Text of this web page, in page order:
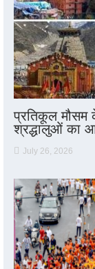
प्रतिकूल मौसम
श्रद्धालुओं का
July 26, 2026